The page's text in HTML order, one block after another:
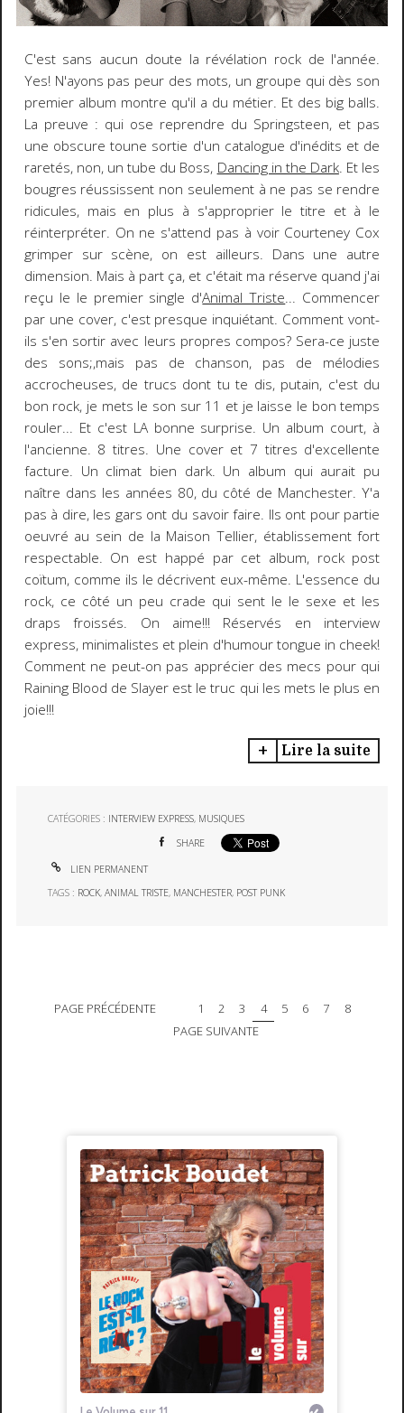
C'est sans aucun doute la révélation rock de l'année.
Yes! N'ayons pas peur des mots, un groupe qui dès son
premier album montre qu'il a du métier. Et des big balls.
La preuve : qui ose reprendre du Springsteen, et pas
une obscure toune sortie d'un catalogue d'inédits et de
raretés, non, un tube du Boss, Dancing in the Dark. Et les
bougres réussissent non seulement à ne pas se rendre
ridicules, mais en plus à s'approprier le titre et à le
réinterpréter. On ne s'attend pas à voir Courteney Cox
grimper sur scène, on est ailleurs. Dans une autre
dimension. Mais à part ça, et c'était ma réserve quand j'ai
reçu le le premier single d'Animal Triste... Commencer
par une cover, c'est presque inquiétant. Comment vont-
ils s'en sortir avec leurs propres compos? Sera-ce juste
des sons;,mais pas de chanson, pas de mélodies
accrocheuses, de trucs dont tu te dis, putain, c'est du
bon rock, je mets le son sur 11 et je laisse le bon temps
rouler... Et c'est LA bonne surprise. Un album court, à
l'ancienne. 8 titres. Une cover et 7 titres d'excellente
facture. Un climat bien dark. Un album qui aurait pu
naître dans les années 80, du côté de Manchester. Y'a
pas à dire, les gars ont du savoir faire. Ils ont pour partie
oeuvré au sein de la Maison Tellier, établissement fort
respectable. On est happé par cet album, rock post
coïtum, comme ils le décrivent eux-même. L'essence du
rock, ce côté un peu crade qui sent le le sexe et les
draps froissés. On aime!!! Réservés en interview
express, minimalistes et plein d'humour tongue in cheek!
Comment ne peut-on pas apprécier des mecs pour qui
Raining Blood de Slayer est le truc qui les mets le plus en
joie!!!
Lire la suite
CATÉGORIES : INTERVIEW EXPRESS, MUSIQUES
SHARE
LIEN PERMANENT
TAGS : ROCK,ANIMAL TRISTE, MANCHESTER, POST PUNK
PAGE PRÉCÉDENTE 1 2 3 4 5 6 7
8
PAGE SUIVANTE